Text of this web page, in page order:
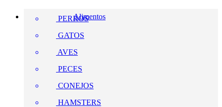
Alimentos
PERROS
GATOS
AVES
PECES
CONEJOS
HAMSTERS